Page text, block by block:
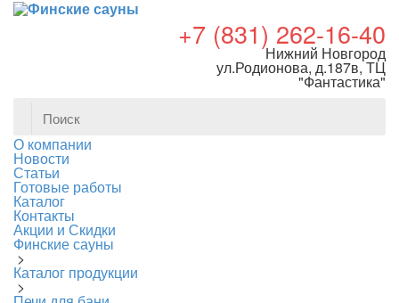
+7 (831) 262-16-40
Нижний Новгород
ул.Родионова, д.187в, ТЦ
"Фантастика"
О компании
Новости
Статьи
Готовые работы
Каталог
Контакты
Акции и Скидки
Финские сауны
>
Каталог продукции
>